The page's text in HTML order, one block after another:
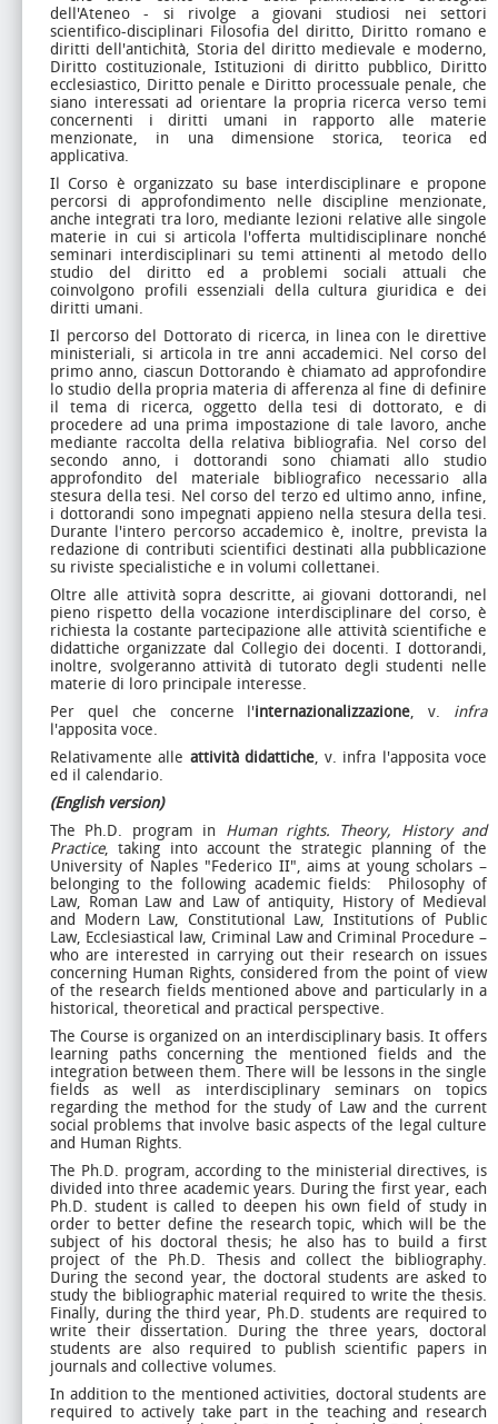
dell'Ateneo - si rivolge a giovani studiosi nei settori
scientifico-disciplinari Filosofia del diritto, Diritto romano e
diritti dell'antichità, Storia del diritto medievale e moderno,
Diritto costituzionale, Istituzioni di diritto pubblico, Diritto
ecclesiastico, Diritto penale e Diritto processuale penale, che
siano interessati ad orientare la propria ricerca verso temi
concernenti i diritti umani in rapporto alle materie
menzionate, in una dimensione storica, teorica ed
applicativa.
Il Corso è organizzato su base interdisciplinare e propone
percorsi di approfondimento nelle discipline menzionate,
anche integrati tra loro, mediante lezioni relative alle singole
materie in cui si articola l'offerta multidisciplinare nonché
seminari interdisciplinari su temi attinenti al metodo dello
studio del diritto ed a problemi sociali attuali che
coinvolgono profili essenziali della cultura giuridica e dei
diritti umani.
Il percorso del Dottorato di ricerca, in linea con le direttive
ministeriali, si articola in tre anni accademici. Nel corso del
primo anno, ciascun Dottorando è chiamato ad approfondire
lo studio della propria materia di afferenza al fine di definire
il tema di ricerca, oggetto della tesi di dottorato, e di
procedere ad una prima impostazione di tale lavoro, anche
mediante raccolta della relativa bibliografia. Nel corso del
secondo anno, i dottorandi sono chiamati allo studio
approfondito del materiale bibliografico necessario alla
stesura della tesi. Nel corso del terzo ed ultimo anno, infine,
i dottorandi sono impegnati appieno nella stesura della tesi.
Durante l'intero percorso accademico è, inoltre, prevista la
redazione di contributi scientifici destinati alla pubblicazione
su riviste specialistiche e in volumi collettanei.
Oltre alle attività sopra descritte, ai giovani dottorandi, nel
pieno rispetto della vocazione interdisciplinare del corso, è
richiesta la costante partecipazione alle attività scientifiche e
didattiche organizzate dal Collegio dei docenti. I dottorandi,
inoltre, svolgeranno attività di tutorato degli studenti nelle
materie di loro principale interesse.
Per quel che concerne l'internazionalizzazione, v. infra
l'apposita voce.
Relativamente alle attività didattiche, v. infra l'apposita voce
ed il calendario.
(English version)
The Ph.D. program in Human rights. Theory, History and
Practice, taking into account the strategic planning of the
University of Naples "Federico II", aims at young scholars –
belonging to the following academic fields: Philosophy of
Law, Roman Law and Law of antiquity, History of Medieval
and Modern Law, Constitutional Law, Institutions of Public
Law, Ecclesiastical law, Criminal Law and Criminal Procedure –
who are interested in carrying out their research on issues
concerning Human Rights, considered from the point of view
of the research fields mentioned above and particularly in a
historical, theoretical and practical perspective.
The Course is organized on an interdisciplinary basis. It offers
learning paths concerning the mentioned fields and the
integration between them. There will be lessons in the single
fields as well as interdisciplinary seminars on topics
regarding the method for the study of Law and the current
social problems that involve basic aspects of the legal culture
and Human Rights.
The Ph.D. program, according to the ministerial directives, is
divided into three academic years. During the first year, each
Ph.D. student is called to deepen his own field of study in
order to better define the research topic, which will be the
subject of his doctoral thesis; he also has to build a first
project of the Ph.D. Thesis and collect the bibliography.
During the second year, the doctoral students are asked to
study the bibliographic material required to write the thesis.
Finally, during the third year, Ph.D. students are required to
write their dissertation. During the three years, doctoral
students are also required to publish scientific papers in
journals and collective volumes.
In addition to the mentioned activities, doctoral students are
required to actively take part in the teaching and research